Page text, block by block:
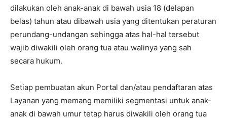
dilakukan oleh anak-anak di bawah usia 18 (delapan
belas) tahun atau dibawah usia yang ditentukan peraturan
perundang-undangan sehingga atas hal-hal tersebut
wajib diwakili oleh orang tua atau walinya yang sah
secara hukum.
Setiap pembuatan akun Portal dan/atau pendaftaran atas
Layanan yang memang memiliki segmentasi untuk anak-
anak di bawah umur tetap harus diwakili oleh orang tua